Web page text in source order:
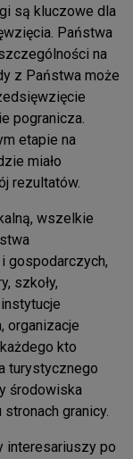
są kluczowe dla
Państwa
na
z Państwa może
pogranicza.
etapie na
miało
rezultatów.
wszelkie
gospodarczych,
szkoły,
organizacje
kto
turystycznego
środowiska
granicy.
interesariuszy po